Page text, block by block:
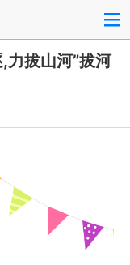
力拔山河”拔河